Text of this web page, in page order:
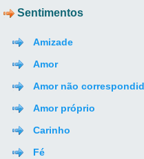
Sentimentos
Amizade
Amor
Amor não
Amor próprio
Carinho
Fé